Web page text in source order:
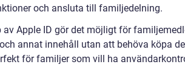
och ansluta till familjedelning.
av Apple ID gör det möjligt för
annat innehåll utan att behöva köpa
för familjer som vill ha